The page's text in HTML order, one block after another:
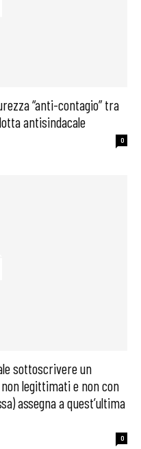
“anti-contagio” tra
antisindacale
0
sottoscrivere un
legittimati e non con
assegna a quest’ultima
0